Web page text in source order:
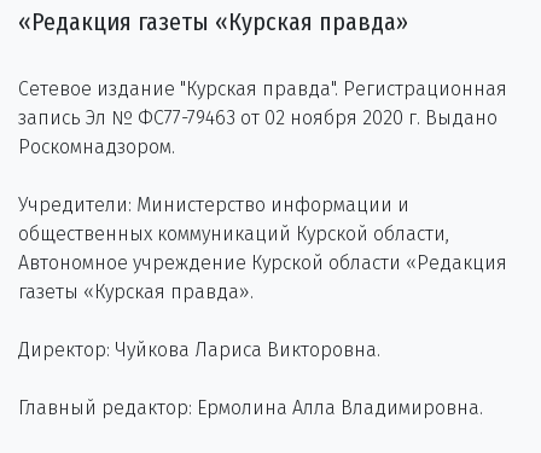
«Редакция газеты «Курская правда»
Сетевое издание "Курская правда". Регистрационная
запись Эл № ФС77-79463 от 02 ноября 2020 г. Выдано
Роскомнадзором.
Учредители: Министерство информации и
общественных коммуникаций Курской области,
Автономное учреждение Курской области «Редакция
газеты «Курская правда».
Директор: Чуйкова Лариса Викторовна.
Главный редактор: Ермолина Алла Владимировна.